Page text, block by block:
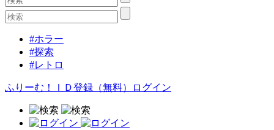
#ホラー
#探索
#レトロ
ふりーむ！ＩＤ登録（無料） ログイン